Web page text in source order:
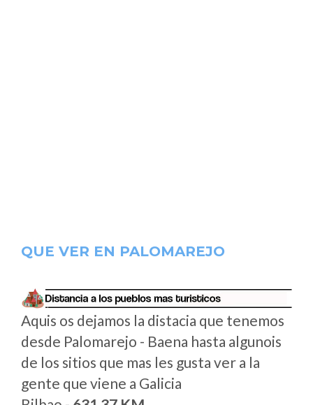
QUE VER EN PALOMAREJO
Aquis os dejamos la distacia que tenemos
desde Palomarejo - Baena hasta algunois
de los sitios que mas les gusta ver a la
gente que viene a Galicia